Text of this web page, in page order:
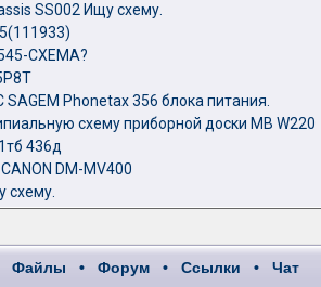
SS002 Ищу схему.
CХЕМА?
Phonetax 356 блока питания.
схему приборной доски MB W220
436д
DM-MV400
схему.
Файлы • Форум • Ссылки • Чат